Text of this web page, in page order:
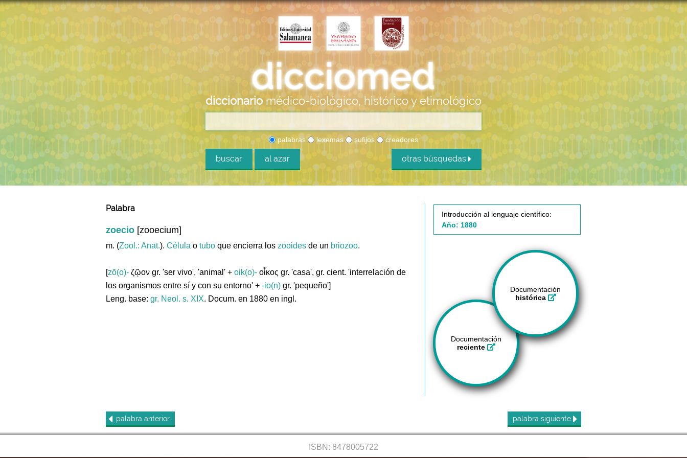
diccionario médico-biológico, histórico y etimológico
palabras lexemas sufijos creadores
buscar al azar otras búsquedas
Palabra
zoecio [zooecium]
m. (Zool.: Anat.). Célula o tubo que encierra los zooides de un briozoo.
[zō(o)- ζῷον gr. 'ser vivo', 'animal' + oik(o)- οἶκος gr. 'casa', gr. cient. 'interrelación de
los organismos entre sí y con su entorno' + -io(n) gr. 'pequeño']
Leng. base: gr. Neol. s. XIX. Docum. en 1880 en ingl.
Introducción al lenguaje científico:
Año: 1880
Documentación
histórica
Documentación
reciente
palabra anterior palabra siguiente
ISBN: 8478005722